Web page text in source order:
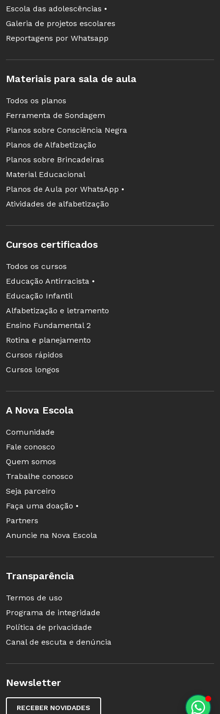
ao contexto, se tem coerência interna e, por fm,
sua correção sintática, morfológica e lexical. O
docente pode intervir no momento da fala ou
Pesquisa e documentação
Para a argumentação ter consistência, é
preciso estudar o tema a ser tratado. Pode-se
dividir a sala em duplas ou grupos maiores
que, com o apoio do docente, trabalhem em
o que encontraram, os alunos retomam a
pesquisa e transformam as anotações em um
roteiro de apresentação.
Anotações e discursos de referência são
indispensáveis
Escola das adolescências •
Galeria de projetos escolares
Reportagens por Whatsapp
Materiais para sala de aula
Todos os planos
Ferramenta de Sondagem
Planos sobre Consciência Negra
Planos de Alfabetização
Planos sobre Brincadeiras
Material Educacional
Planos de Aula por WhatsApp •
Atividades de alfabetização
Cursos certificados
Todos os cursos
Educação Antirracista •
Educação Infantil
Alfabetização e letramento
Ensino Fundamental 2
Rotina e planejamento
Cursos rápidos
Cursos longos
A Nova Escola
Comunidade
Fale conosco
Quem somos
Trabalhe conosco
Seja parceiro
Faça uma doação •
Partners
Anuncie na Nova Escola
Transparência
Termos de uso
Programa de integridade
Política de privacidade
Canal de escuta e denúncia
Newsletter
RECEBER NOVIDADES